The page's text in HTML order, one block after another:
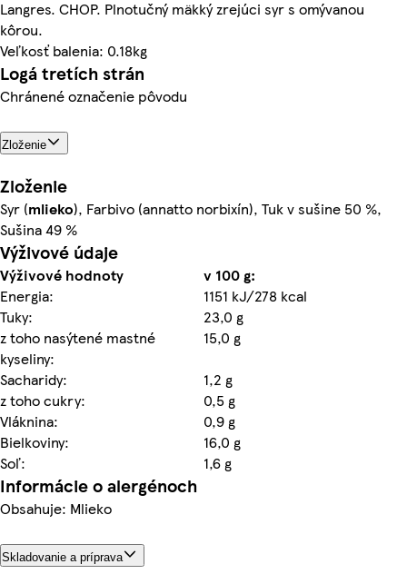
Langres. CHOP. Plnotučný mäkký zrejúci syr s omývanou
kôrou.
Veľkosť balenia: 0.18kg
Logá tretích strán
Chránené označenie pôvodu
Zloženie
Zloženie
Syr (mlieko), Farbivo (annatto norbixín), Tuk v sušine 50 %,
Sušina 49 %
Výživové údaje
Výživové hodnoty
v 100 g:
Energia:
1151 kJ/278 kcal
Tuky:
23,0 g
z toho nasýtené mastné
kyseliny:
15,0 g
Sacharidy:
1,2 g
z toho cukry:
0,5 g
Vláknina:
0,9 g
Bielkoviny:
16,0 g
Soľ:
1,6 g
Informácie o alergénoch
Obsahuje: Mlieko
Skladovanie a príprava